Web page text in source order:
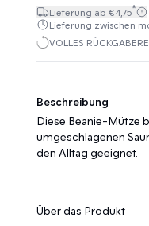
Lieferung ab €4,75*
Lieferung zwischen
VOLLES
Beschreibung
Diese Beanie-Mütze
umgeschlagenen
den Alltag geeignet.
Über das Produkt